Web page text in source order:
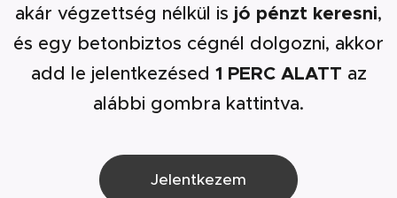
akár végzettség nélkül is jó pénzt keresni,
és egy betonbiztos cégnél dolgozni, akkor
add le jelentkezésed 1 PERC ALATT az
alábbi gombra kattintva.
Jelentkezem